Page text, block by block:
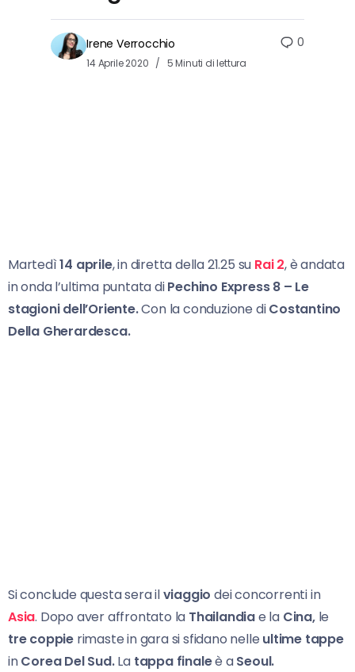
Irene Verrocchio
14 Aprile 2020 5 Minuti di lettura
0
Martedì14 aprile, in diretta della 21.25 su Rai 2, è andata
in onda l’ultima puntata diPechino Express 8 – Le
stagioni dell’Oriente.Con la conduzione diCostantino
Della Gherardesca.
Si conclude questa sera ilviaggio dei concorrenti in
Asia. Dopo aver affrontato la Thailandiae la Cina, le
tre coppie rimaste in gara si sfidano nelle ultime tappe
inCorea Del Sud.La tappa finaleè aSeoul.